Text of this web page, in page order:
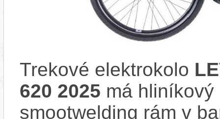
Trekové elektrokolo
620 2025 má
smootwelding rám v